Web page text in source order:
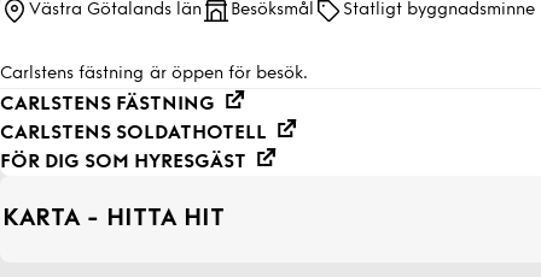
Västra Götalands län Besöksmål Statligt byggnadsminne
Carlstens fästning är öppen för besök.
CARLSTENS FÄSTNING
CARLSTENS SOLDATHOTELL
FÖR DIG SOM HYRESGÄST
KARTA - HITTA HIT